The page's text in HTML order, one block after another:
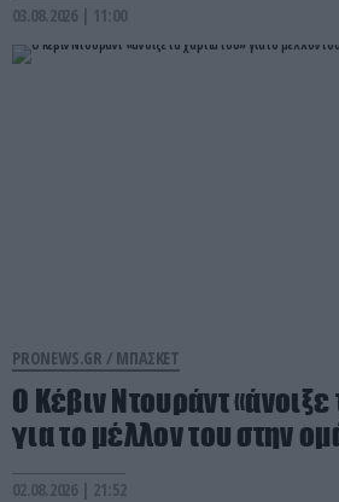
03.08.2026 | 11:00
PRONEWS.GR / ΜΠΑΣΚΕΤ
Ο Κέβιν Ντουράντ «άνοιξε
για το μέλλον του στην
02.08.2026 | 21:52